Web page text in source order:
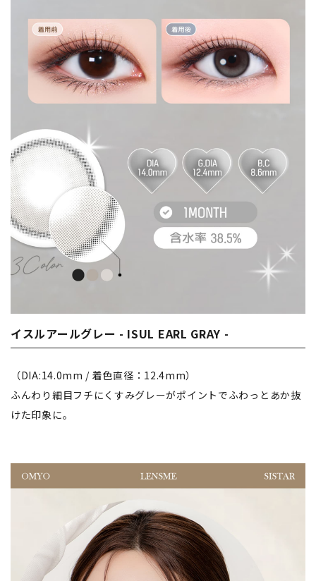
イスルアールグレー - ISUL EARL GRAY -
（DIA:14.0mm / 着色直径：12.4mm）
ふんわり細目フチにくすみグレーがポイントでふわっとあか抜
けた印象に。